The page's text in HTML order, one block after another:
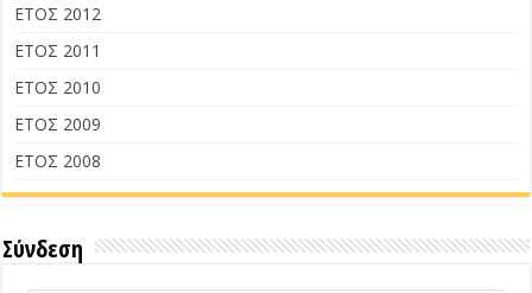
ΕΤΟΣ 2012
ΕΤΟΣ 2011
ΕΤΟΣ 2010
ΕΤΟΣ 2009
ΕΤΟΣ 2008
Σύνδεση